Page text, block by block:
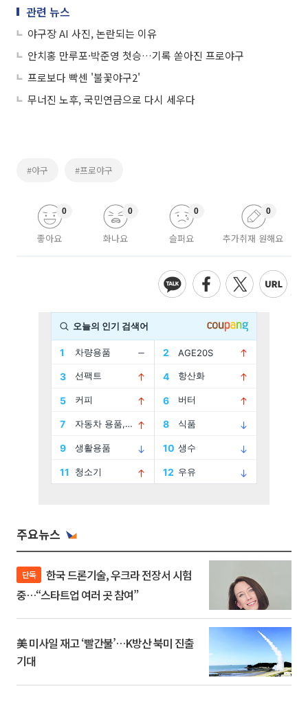
관련 뉴스
야구장 AI 사진, 논란되는 이유
안치홍 만루포·박준영 첫승…기록 쏟아진 프로야구
프로보다 빡센 '불꽃야구2'
무너진 노후, 국민연금으로 다시 세우다
#야구 #프로야구
좋아요
0
화나요
0
슬퍼요
0
추가취재 원해요
0
주요뉴스
단독
중…“스타트업 여러 곳 참여”
美 미사일 재고 ‘빨간불’…K방산 북미 진출
기대